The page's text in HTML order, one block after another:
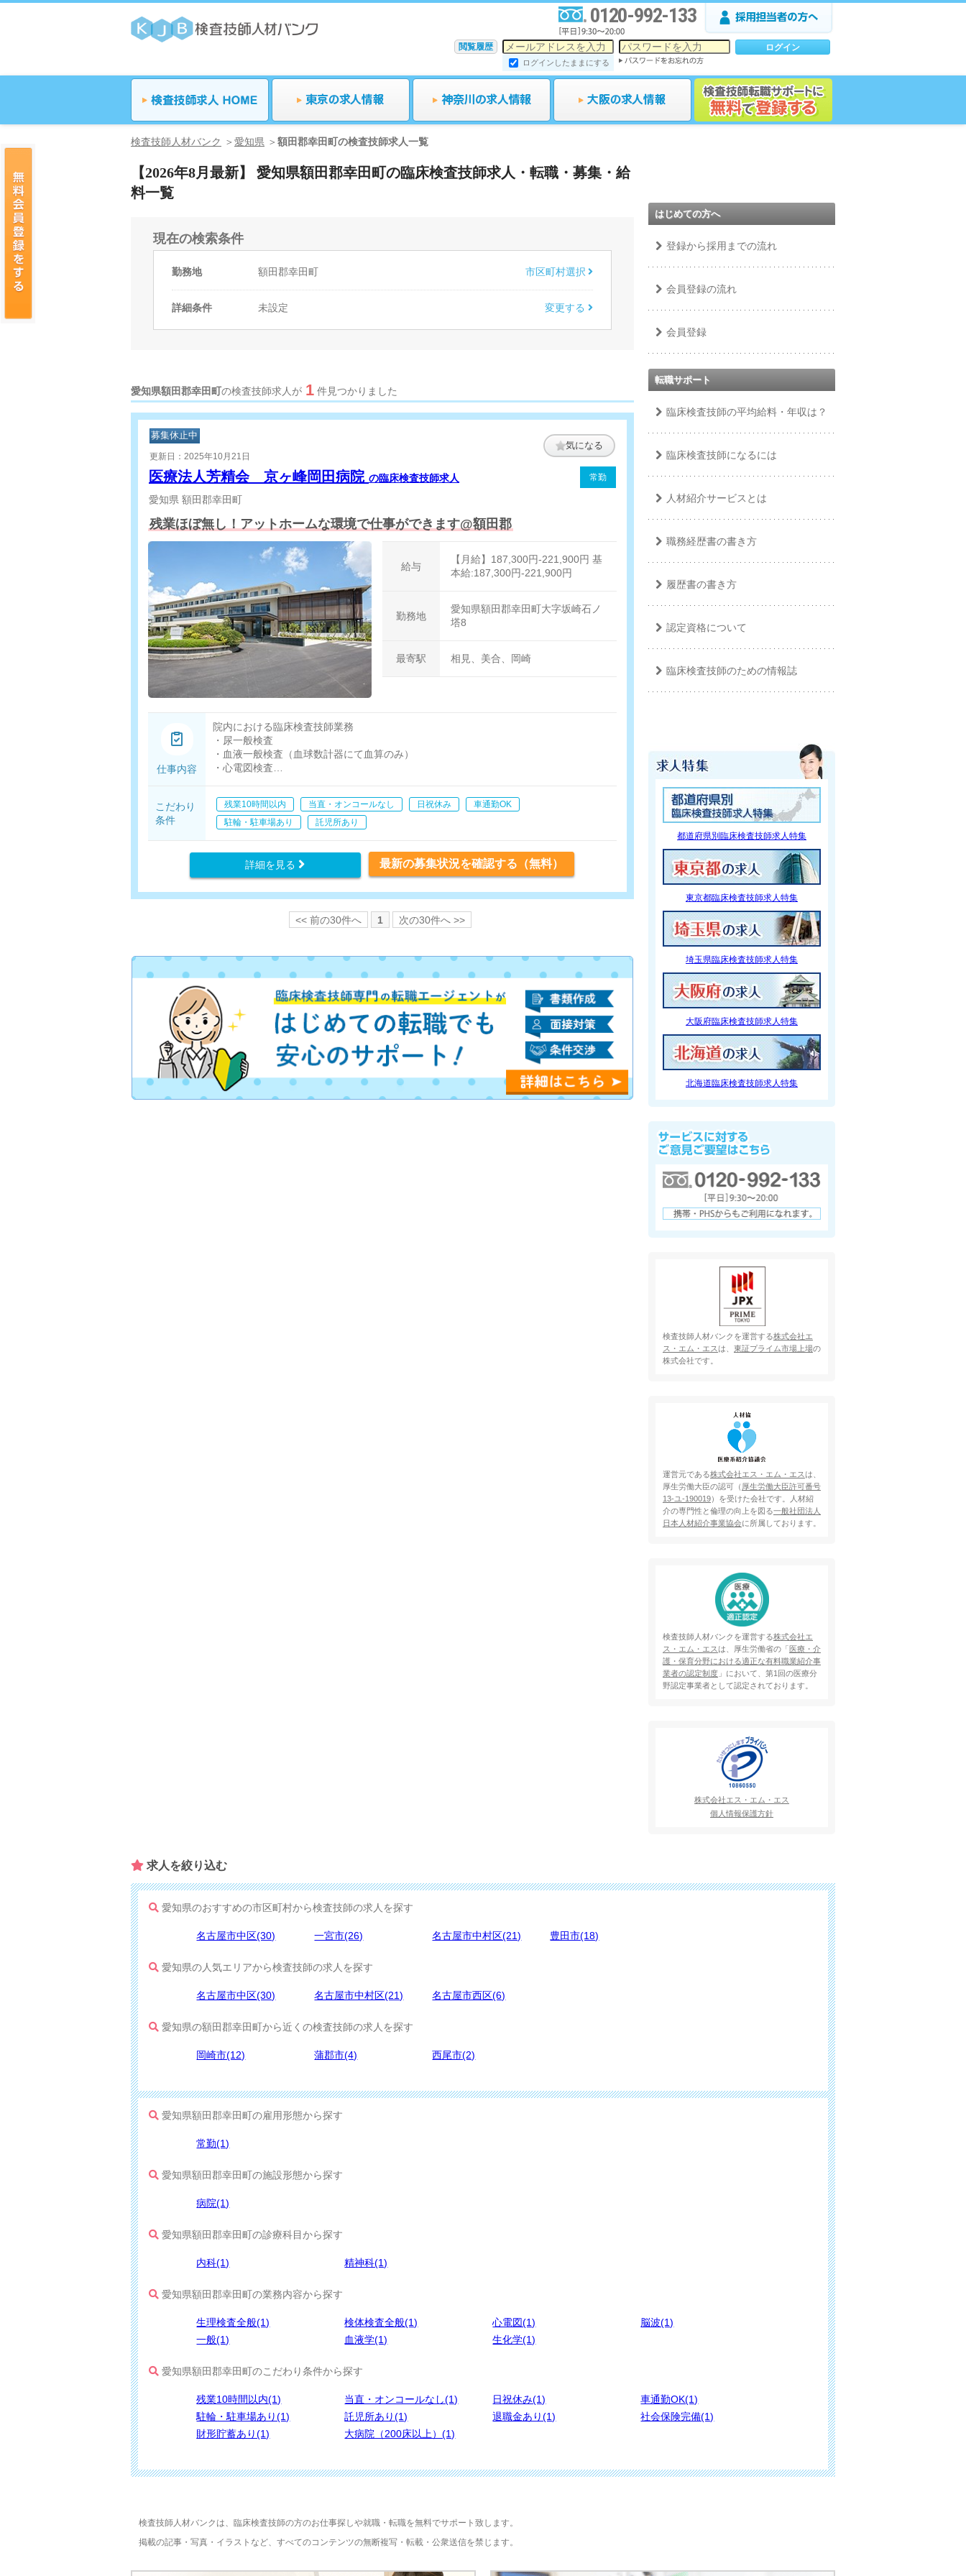
0120-992-133
閲覧履歴
ログインしたままにする
検査技師人材バンク 愛知県 額田郡幸田町の検査技師求人一覧
【2026年8月最新】 愛知県額田郡幸田町の臨床検査技師求人・転職・募集・給
料一覧
現在の検索条件
勤務地 額田郡幸田町 市区町村選択
詳細条件 未設定 変更する
愛知県額田郡幸田町の検査技師求人が 1 件見つかりました
募集休止中
更新日：2025年10月21日
気になる
医療法人芳精会 京ヶ峰岡田病院 の臨床検査技師求人 常勤
愛知県 額田郡幸田町
残業ほぼ無し！アットホームな環境で仕事ができます@額田郡
給与
【月給】187,300円-221,900円 基
本給:187,300円-221,900円
勤務地
愛知県額田郡幸田町大字坂崎石ノ
塔8
最寄駅 相見、美合、岡崎
仕事内容
院内における臨床検査技師業務
・尿一般検査
・血液一般検査（血球数計器にて血算のみ）
・心電図検査
※生化学は緊急検査以外は外注
こだわり
条件
残業10時間以内 当直・オンコールなし 日祝休み
車通勤OK
駐輪・駐車場あり
託児所あり
詳細を見る 最新の募集状況を確認する（無料）
<< 前の30件へ 1 次の30件へ >>
はじめての方へ
登録から採用までの流れ
会員登録の流れ
会員登録
転職サポート
臨床検査技師の平均給料・年収は？
臨床検査技師になるには
人材紹介サービスとは
職務経歴書の書き方
履歴書の書き方
認定資格について
臨床検査技師のための情報誌
都道府県別臨床検査技師求人特集
東京都臨床検査技師求人特集
埼玉県臨床検査技師求人特集
大阪府臨床検査技師求人特集
北海道臨床検査技師求人特集
検査技師人材バンクを運営する株式会社エ
ス・エム・エスは、 東証プライム市場上場の
株式会社です。
運営元である株式会社エス・エム・エスは、
厚生労働大臣の認可（ 厚生労働大臣許可番号
13-ユ-190019）を受けた会社です。人材紹
介の専門性と倫理の向上を図る一般社団法人
日本人材紹介事業協会に所属しております。
検査技師人材バンクを運営する株式会社エ
ス・エム・エスは、厚生労働省の「 医療・介
護・保育分野における適正な有料職業紹介事
業者の認定制度」において、第1回の医療分
野認定事業者として認定されております。
株式会社エス・エム・エス
個人情報保護方針
求人を​絞り込む
愛知県のおすすめの市区町村から検査技師の求人を探す
名古屋市中区(30) 一宮市(26) 名古屋市中村区(21) 豊田市(18)
愛知県の人気エリアから検査技師の求人を探す
名古屋市中区(30) 名古屋市中村区(21) 名古屋市西区(6)
愛知県の額田郡幸田町から近くの検査技師の求人を探す
岡崎市(12) 蒲郡市(4) 西尾市(2)
愛知県額田郡幸田町の雇用形態から探す
常勤(1)
愛知県額田郡幸田町の施設形態から探す
病院(1)
愛知県額田郡幸田町の診療科目から探す
内科(1) 精神科(1)
愛知県額田郡幸田町の業務内容から探す
生理検査全般(1) 検体検査全般(1) 心電図(1)
脳波(1)
一般(1)
血液学(1) 生化学(1)
愛知県額田郡幸田町のこだわり条件から探す
残業10時間以内(1) 当直・オンコールなし(1) 日祝休み(1)
車通勤OK(1)
駐輪・駐車場あり(1)
託児所あり(1) 退職金あり(1)
社会保険完備(1)
財形貯蓄あり(1)
大病院（200床以上）(1)
検査技師人材バンクは、臨床検査技師の方のお仕事探しや就職・転職を無料でサポート致します。
掲載の記事・写真・イラストなど、すべてのコンテンツの無断複写・転載・公衆送信を禁じます。